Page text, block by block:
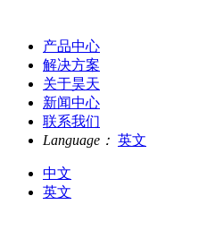
产品中心
解决方案
关于昊天
新闻中心
联系我们
Language： 英文
中文
英文